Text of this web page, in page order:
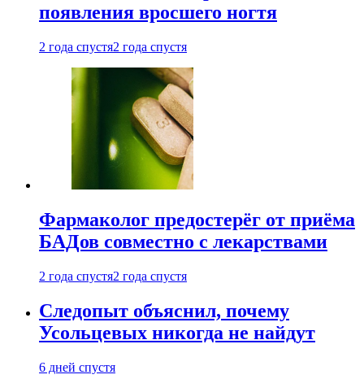
появления вросшего ногтя
2 года спустя2 года спустя
Фармаколог предостерёг от приёма
БАДов совместно с лекарствами
2 года спустя2 года спустя
Следопыт объяснил, почему
Усольцевых никогда не найдут
6 дней спустя